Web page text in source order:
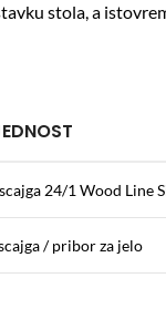
stola, a
24/1 Wood Line
/ pribor za jelo